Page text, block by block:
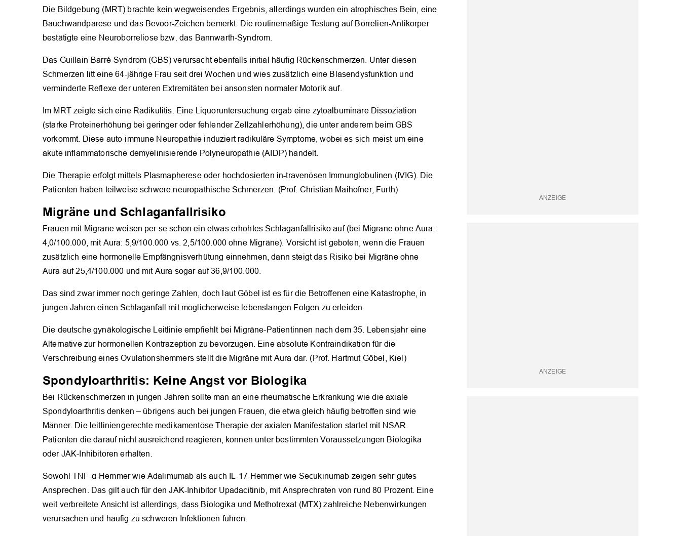
Die Bildgebung (MRT) brachte kein wegweisendes Ergebnis, allerdings wurden ein atrophisches Bein, eine
Bauchwandparese und das Bevoor-Zeichen bemerkt. Die routinemäßige Testung auf Borrelien-Antikörper
bestätigte eine Neuroborreliose bzw. das Bannwarth-Syndrom.
Das Guillain-Barré-Syndrom (GBS) verursacht ebenfalls initial häufig Rückenschmerzen. Unter diesen
Schmerzen litt eine 64-jährige Frau seit drei Wochen und wies zusätzlich eine Blasendysfunktion und
verminderte Reflexe der unteren Extremitäten bei ansonsten normaler Motorik auf.
Im MRT zeigte sich eine Radikulitis. Eine Liquoruntersuchung ergab eine zytoalbuminäre Dissoziation
(starke Proteinerhöhung bei geringer oder fehlender Zellzahlerhöhung), die unter anderem beim GBS
vorkommt. Diese auto-immune Neuropathie induziert radikuläre Symptome, wobei es sich meist um eine
akute inflammatorische demyelinisierende Polyneuropathie (AIDP) handelt.
Die Therapie erfolgt mittels Plasmapherese oder hochdosierten in-travenösen Immunglobulinen (IVIG). Die
Patienten haben teilweise schwere neuropathische Schmerzen. (Prof. Christian Maihöfner, Fürth)
Migräne und Schlaganfallrisiko
Frauen mit Migräne weisen per se schon ein etwas erhöhtes Schlaganfallrisiko auf (bei Migräne ohne Aura:
4,0/100.000, mit Aura: 5,9/100.000 vs. 2,5/100.000 ohne Migräne). Vorsicht ist geboten, wenn die Frauen
zusätzlich eine hormonelle Empfängnisverhütung einnehmen, dann steigt das Risiko bei Migräne ohne
Aura auf 25,4/100.000 und mit Aura sogar auf 36,9/100.000.
Das sind zwar immer noch geringe Zahlen, doch laut Göbel ist es für die Betroffenen eine Katastrophe, in
jungen Jahren einen Schlaganfall mit möglicherweise lebenslangen Folgen zu erleiden.
Die deutsche gynäkologische Leitlinie empfiehlt bei Migräne-Patientinnen nach dem 35. Lebensjahr eine
Alternative zur hormonellen Kontrazeption zu bevorzugen. Eine absolute Kontraindikation für die
Verschreibung eines Ovulationshemmers stellt die Migräne mit Aura dar. (Prof. Hartmut Göbel, Kiel)
Spondyloarthritis: Keine Angst vor Biologika
Bei Rückenschmerzen in jungen Jahren sollte man an eine rheumatische Erkrankung wie die axiale
Spondyloarthritis denken – übrigens auch bei jungen Frauen, die etwa gleich häufig betroffen sind wie
Männer. Die leitliniengerechte medikamentöse Therapie der axialen Manifestation startet mit NSAR.
Patienten die darauf nicht ausreichend reagieren, können unter bestimmten Voraussetzungen Biologika
oder JAK-Inhibitoren erhalten.
Sowohl TNF-α-Hemmer wie Adalimumab als auch IL-17-Hemmer wie Secukinumab zeigen sehr gutes
Ansprechen. Das gilt auch für den JAK-Inhibitor Upadacitinib, mit Ansprechraten von rund 80 Prozent. Eine
weit verbreitete Ansicht ist allerdings, dass Biologika und Methotrexat (MTX) zahlreiche Nebenwirkungen
verursachen und häufig zu schweren Infektionen führen.